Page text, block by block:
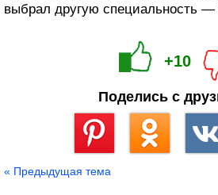
выбрал другую специальность —
+10
Поделись с
« Предыдущая тема